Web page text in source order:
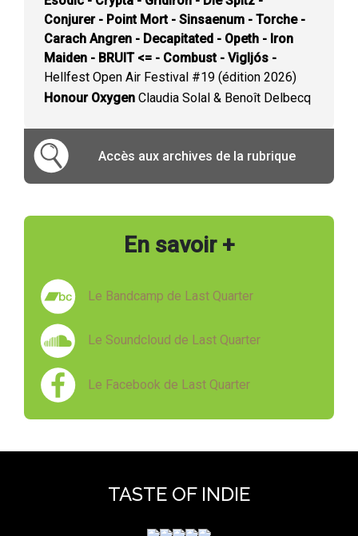
Conjurer - Point Mort - Sinsaenum - Torche -
Carach Angren - Decapitated - Opeth - Iron
Maiden - BRUIT <= - Combust - Vigljós -
Hellfest Open Air Festival #19 (édition 2026)
Honour Oxygen Claudia Solal & Benoît Delbecq
Accès aux archives de la rubrique
En savoir +
Le Bandcamp de Last Quarter
Le Soundcloud de Last Quarter
Le Facebook de Last Quarter
TASTE OF INDIE